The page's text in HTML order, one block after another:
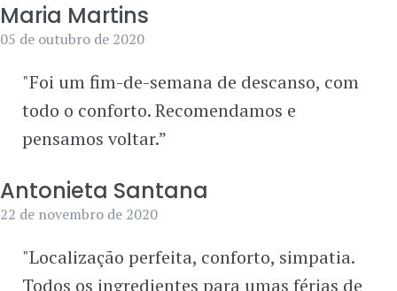
Maria Martins
05 de outubro de 2020
"Foi um fim-de-semana de descanso, com
todo o conforto. Recomendamos e
pensamos voltar.”
Antonieta Santana
22 de novembro de 2020
"Localização perfeita, conforto, simpatia.
Todos os ingredientes para umas férias de